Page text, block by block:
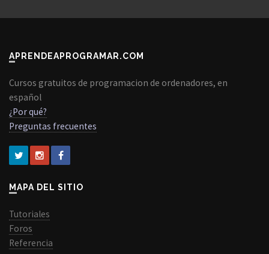
APRENDEAPROGRAMAR.COM
Cursos gratuitos de programacion de ordenadores, en
español
¿Por qué?
Preguntas frecuentes
MAPA DEL SITIO
Tutoriales
Foros
Referencia